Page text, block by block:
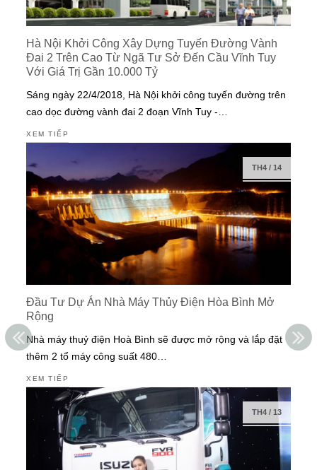
Hà Nội Khởi Công Xây Dựng Tuyến Đường Vành
Đai 2 Trên Cao Từ Ngã Tư Sở Đến Cầu Vĩnh Tuy
Với Giá Trị Gần 10.000 Tỷ
Sáng ngày 22/4/2018, Hà Nội khởi công tuyến đường trên
cao dọc đường vành đai 2 đoạn Vĩnh Tuy -…
XEM TIẾP
TH4/ 14
Đầu Tư Dự Án Nhà Máy Thủy Điện Hòa Bình Mở
Rộng
Nhà máy thuỷ điện Hoà Bình sẽ được mở rộng và lắp đặt
thêm 2 tổ máy công suất 480…
XEM TIẾP
TH4/ 13